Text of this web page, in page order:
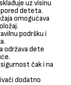
uz visinu
deteta.
omogućava
podršku i
održava dete
čak i na
dodatno